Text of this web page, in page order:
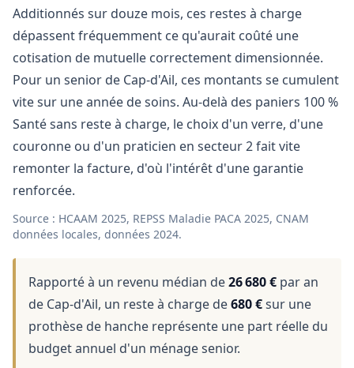
Additionnés sur douze mois, ces restes à charge
dépassent fréquemment ce qu'aurait coûté une
cotisation de mutuelle correctement dimensionnée.
Pour un senior de Cap-d'Ail, ces montants se cumulent
vite sur une année de soins. Au-delà des paniers 100 %
Santé sans reste à charge, le choix d'un verre, d'une
couronne ou d'un praticien en secteur 2 fait vite
remonter la facture, d'où l'intérêt d'une garantie
renforcée.
Source : HCAAM 2025, REPSS Maladie PACA 2025, CNAM
données locales, données 2024.
Rapporté à un revenu médian de26 680 € par an
de Cap-d'Ail, un reste à charge de680 €sur une
prothèse de hanche représente une part réelle du
budget annuel d'un ménage senior.